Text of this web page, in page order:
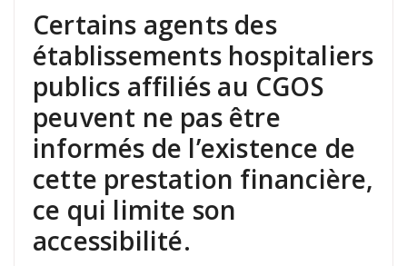
Certains agents des
établissements hospitaliers
publics affiliés au CGOS
peuvent ne pas être
informés de l’existence de
cette prestation financière,
ce qui limite son
accessibilité.